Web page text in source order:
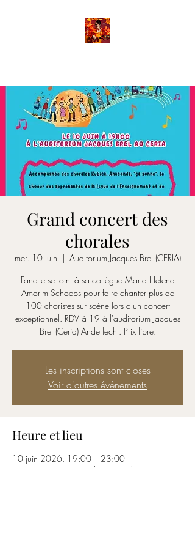
Grand concert des
chorales
mer. 10 juin
  |
Auditorium Jacques Brel (CERIA)
Fanette se joint à sa collègue Maria Helena
Amorim Schoeps pour faire chanter plus de
100 choristes sur scène lors d'un concert
exceptionnel. RDV à 19 à l'auditorium Jacques
Brel (Ceria) Anderlecht. Prix libre.
Les inscriptions sont closes
Voir d'autres événements
Heure et lieu
10 juin 2026, 19:00 – 23:00
Auditorium Jacques Brel (CERIA), Av. Emile